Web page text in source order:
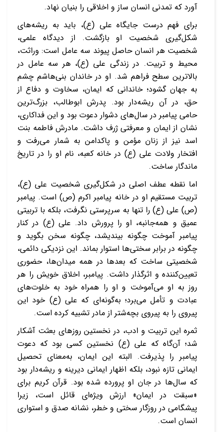
آورد که تمدنی انسان ساز و اخلاقی را بنیان نهاد.
برای فهم درست جایگاه علی (ع)، باید به ریشه‌های
شکل‌گیری شخصیت او بازگشت. از دیدگاه علمی،
شخصیت هر انسان حاصل پیوند سه عامل است: وراثت،
محیط و تربیت. در زندگی علی (ع)، هر سه عامل در
بالاترین سطح فراهم شد. او در خاندان بنی‌هاشم چشم
به جهان گشود؛ خاندانی که ایمان، سخاوت و دفاع از
حق، در آن ریشه‌دار بود. پدرش ابوطالب، بزرگ‌ترین
حامی پیامبر در سال‌های دشوار دعوت بود و این فداکاری،
نشان از ایمان و معرفتی ژرف داشت. مادرش فاطمه بنت
اسد نیز از زنان مؤمن و پاکدامن به شمار می‌رفت و
افتخار ولادت علی (ع) در خانه کعبه، نام او را در تاریخ
ماندگار ساخت.
اما نقطه عطف اصلی در شکل‌گیری شخصیت علی (ع)،
تربیت مستقیم او در خانه پیامبر اکرم (ص) است. پیامبر
(ص) علی (ع) را تنها به سرپرستی نگرفت، بلکه با تربیتی
عمیق و همه‌جانبه، او را پرورش داد. علی (ع) در کنار
پیامبر آموخت چگونه بیندیشد، چگونه سخن بگوید و
چگونه در برابر سختی‌ها استوار بماند. این نزدیکی دائمی،
شخصیتی ساخت که بعدها در همه میدان‌ها، حضوری
تعیین‌کننده و اثرگذار داشت. پیامبر، اخلاق خویش را هر
روز به او می‌آموخت و او را همراه خود به خلوت‌های
عبادت و تأمل می‌برد؛ به‌گونه‌ای که علی (ع) خود این
پیروی را به پیروی بچه‌شتر از مادر تشبیه کرده است.
ثمره این تربیت و ادب، در نخستین روزهای بعثت آشکار
شد؛ آن‌گاه که علی (ع) نخستین کسی بود که دعوت
پیامبر را پذیرفت. البته این ایمان، به‌معنای تحصیل
ایمانی تازه نبود، بلکه اظهار ایمانی دیرینه و ریشه‌دار بود
که سال‌ها در جان او پرورده شده بود. قرآن کریم برای
«سبقت در ایمان» ارزش ویژه‌ای قائل است، زیرا
پیشگامی در روزگار سختی و خطر، نشانه صدق و استواری
انسان است.